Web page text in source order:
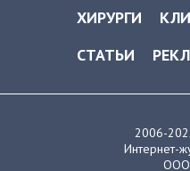
ХИРУРГИ
СТАТЬИ
2006-
Интернет-
ООО